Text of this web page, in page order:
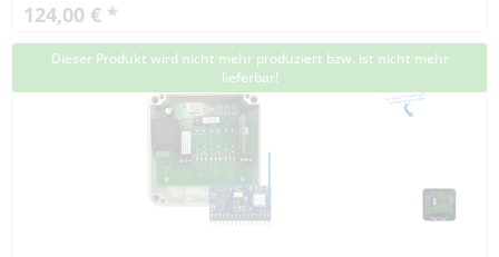
124,00 € *
Dieser Produkt wird nicht mehr produziert bzw. ist nicht mehr
lieferbar!